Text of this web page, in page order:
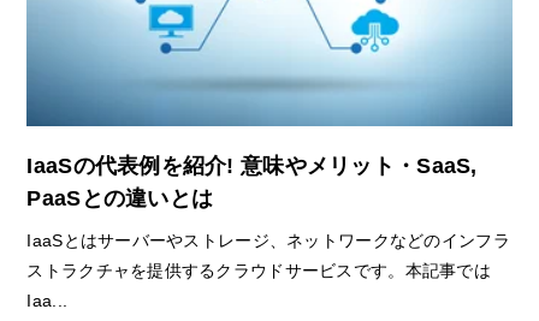
IaaSの代表例を紹介! 意味やメリット・SaaS,
PaaSとの違いとは
IaaSとはサーバーやストレージ、ネットワークなどのインフラ
ストラクチャを提供するクラウドサービスです。本記事では
Iaa...